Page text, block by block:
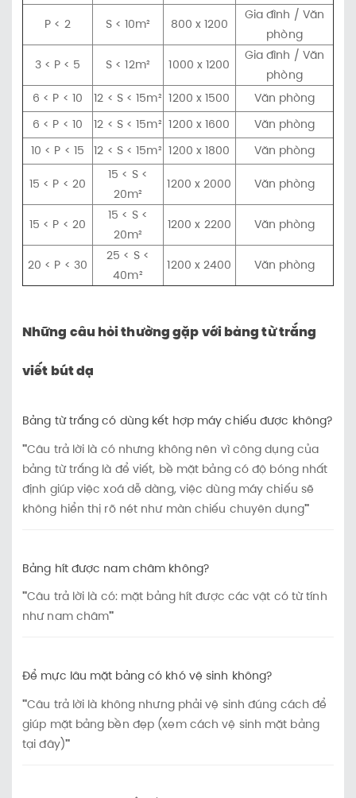
P < 2 S < 10m² 800 x 1200
Gia đình / Văn
phòng
3 < P < 5
S < 12m² 1000 x 1200
Gia đình / Văn
phòng
6 < P < 10
12 < S < 15m² 1200 x 1500
Văn phòng
6 < P < 10
12 < S < 15m² 1200 x 1600
Văn phòng
10 < P < 15
12 < S < 15m² 1200 x 1800 Văn phòng
15 < P < 20
15 < S <
20m²
1200 x 2000 Văn phòng
15 < P < 20
15 < S <
20m²
1200 x 2200 Văn phòng
20 < P < 30
25 < S <
40m²
1200 x 2400 Văn phòng
Những câu hỏi thường gặp với bảng từ trắng
viết bút dạ
Bảng từ trắng có dùng kết hợp máy chiếu được không?
"Câu trả lời là có nhưng không nên vì công dụng của
bảng từ trắng là để viết, bề mặt bảng có độ bóng nhất
định giúp việc xoá dễ dàng, việc dùng máy chiếu sẽ
không hiển thị rõ nét như màn chiếu chuyên dụng"
Bảng hít được nam châm không?
"Câu trả lời là có: mặt bảng hít được các vật có từ tính
như nam châm"
Để mực lâu mặt bảng có khó vệ sinh không?
"Câu trả lời là không nhưng phải vệ sinh đúng cách để
giúp mặt bảng bền đẹp (xem cách vệ sinh mặt bảng
tại đây)"